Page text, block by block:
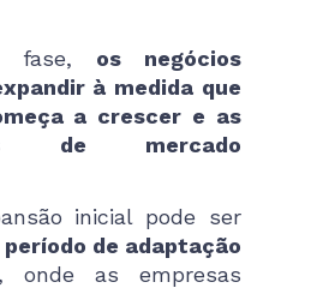
fase, os negócios
à medida que
a crescer e as
de mercado
inicial pode ser
período de adaptação
, onde as empresas